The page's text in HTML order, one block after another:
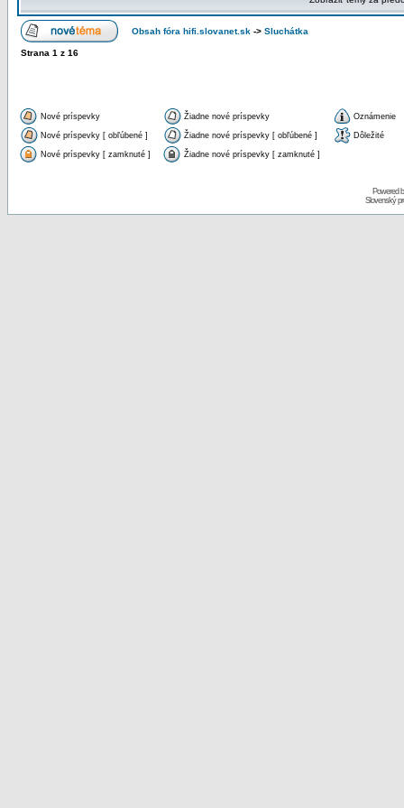
Obsah fóra hifi.slovanet.sk -> Sluchátka
Strana 1 z 16
Nové príspevky Žiadne nové príspevky Oznámenie
Nové príspevky [ obľúbené ] Žiadne nové príspevky [ obľúbené ] Dôležité
Nové príspevky [ zamknuté ] Žiadne nové príspevky [ zamknuté ]
Powered
Slovenský